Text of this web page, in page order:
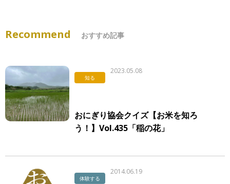
Recommend おすすめ記事
知る
2023.05.08
おにぎり協会クイズ【お米を知ろ
う！】Vol.435「稲の花」
体験する
2014.06.19